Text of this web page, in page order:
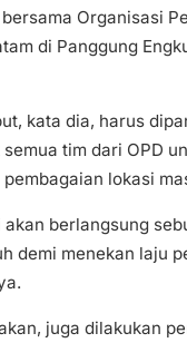
Organisasi
di Panggung
kata dia, harus
tim dari OPD
lokasi
akan berlangsung
demi menekan laju
juga dilakukan